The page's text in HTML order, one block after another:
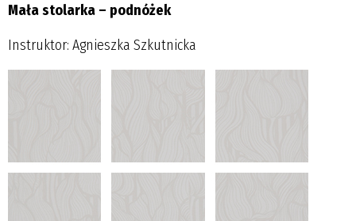
Mała stolarka – podnóżek
Instruktor: Agnieszka Szkutnicka